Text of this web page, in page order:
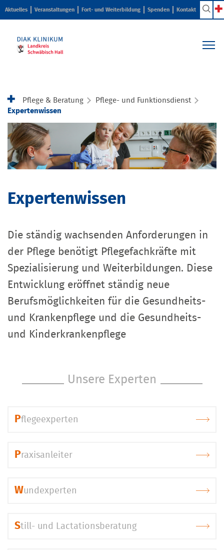
Aktuelles Veranstaltungen Fort- und Weiterbildung Spenden Kontakt
Ihr Aufenthalt
Karriere & Ausbildung
Über uns
Pflege & Beratung
Pflege- und Funktionsdienst
Expertenwissen
Expertenwissen
Die ständig wachsenden Anforderungen in
der Pflege benötigt Pflegefachkräfte mit
Spezialisierung und Weiterbildungen. Diese
Entwicklung eröffnet ständig neue
Berufsmöglichkeiten für die Gesundheits-
und Krankenpflege und die Gesundheits-
und Kinderkrankenpflege
Unsere Experten
Pflegeexperten
Praxisanleiter
Wundexperten
Still- und Lactationsberatung